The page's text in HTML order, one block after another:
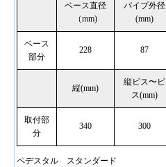
ペデスタル スタンダード
ベース直径
（mm)
パイプ外径
(mm)
ベース
部分
228 87
縦(mm)
縦ビス〜ビ
ス(mm)
取付部
分
340 300